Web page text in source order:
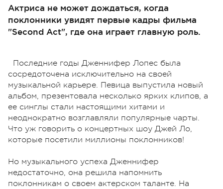
Актриса не может дождаться, когда
поклонники увидят первые кадры фильма
"Second Act", где она играет главную роль.
Последние годы Дженнифер Лопес была
сосредоточена исключительно на своей
музыкальной карьере. Певица выпустила новый
альбом, презентовала несколько ярких клипов, а
ее синглы стали настоящими хитами и
неоднократно возглавляли популярные чарты.
Что уж говорить о концертных шоу Джей Ло,
которые посетили миллионы поклонников!
Но музыкального успеха Дженнифер
недостаточно, она решила напомнить
поклонникам о своем актерском таланте. На